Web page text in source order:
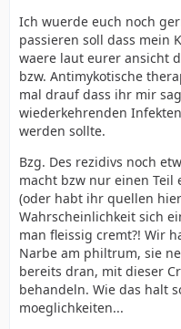
Ich wuerde euch noch
passieren soll dass mein
waere laut eurer ansicht
bzw. Antimykotische
mal drauf dass ihr mir
wiederkehrenden
werden sollte.
Bzg. Des rezidivs noch
macht bzw nur einen
(oder habt ihr quellen
Wahrscheinlichkeit sich
man fleissig cremt?! Wir
Narbe am philtrum, sie
bereits dran, mit dieser
behandeln. Wie das halt
moeglichkeiten...